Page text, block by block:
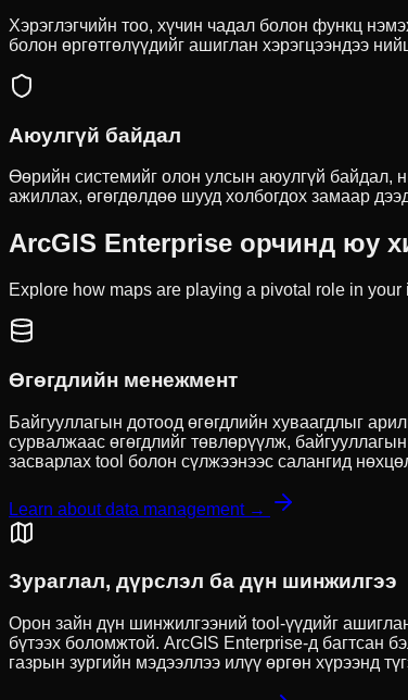
Хэрэглэгчийн тоо, хүчин чадал болон функц
болон өргөтгөлүүдийг ашиглан хэрэгцээндээ
Аюулгүй байдал
Өөрийн системийг олон улсын аюулгүй байдал,
ажиллах, өгөгдөлдөө шууд холбогдох замаар
ArcGIS Enterprise орчинд юу
Explore how maps are playing a pivotal role in
Өгөгдлийн менежмент
Байгууллагын дотоод өгөгдлийн хуваагдлыг
сурвалжаас өгөгдлийг төвлөрүүлж,
засварлах tool болон сүлжээнээс салангид
Learn about data management →
Зураглал, дүрслэл ба дүн шинжилгээ
Орон зайн дүн шинжилгээний tool-үүдийг
бүтээх боломжтой. ArcGIS Enterprise-д багтсан
газрын зургийн мэдээллээ илүү өргөн хүрээнд